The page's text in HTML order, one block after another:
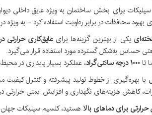
سیلیکات برای بخش ساختمان به ویژه عایق داخلی
بهبود محافظت در برابر رطوبت استفاده کرد - به
یکی از بهترین گزینه‌ها برای عایق‌کاری حرارتی
حساس به‌شکل گسترده مورد استفاده قرار می‌گیرد.
تا ۱۰۰۰ درجه سانتی‌گراد ، عملکرد بسیار پایداری در
با بهره‌گیری از خطوط تولید پیشرفته و کنترل کیفیت
کاهش هزینه‌های نگهداری و افزایش ایمنی
حرارتی برای دماهای بالا هستید، کلسیم سیلیکات جهان